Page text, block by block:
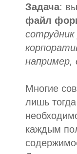
Задача:
файл
сотрудник
например,
Многие
лишь
каждым